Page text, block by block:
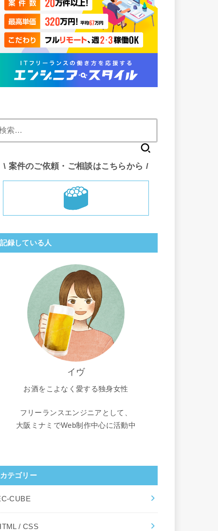
\ 案件のご依頼・ご相談はこちらから /
記録している人
イヴ
お酒をこよなく愛する独身女性
フリーランスエンジニアとして、
大阪ミナミでWeb制作中心に活動中
カテゴリー
CUBE
/ CSS